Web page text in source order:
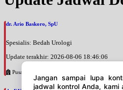
dr. Ario Baskoro, SpU
Spesialis: Bedah Urologi
Update terakhir: 2026-08-06 18:46:06
Pusat Pertamina